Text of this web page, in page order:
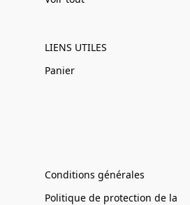
LIENS UTILES
Panier
Conditions générales
Politique de protection de la